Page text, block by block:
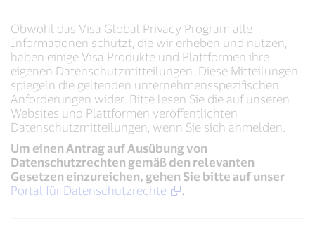
Obwohl das Visa Global Privacy Program alle
Informationen schützt, die wir erheben und nutzen,
haben einige Visa Produkte und Plattformen ihre
eigenen Datenschutzmitteilungen. Diese Mitteilungen
spiegeln die geltenden unternehmensspezifischen
Anforderungen wider. Bitte lesen Sie die auf unseren
Websites und Plattformen veröffentlichten
Datenschutzmitteilungen, wenn Sie sich anmelden.
Um einen Antrag auf Ausübung von
Datenschutzrechten gemäß den relevanten
Gesetzen einzureichen, gehen Sie bitte auf unser
Portal für Datenschutzrechte
.